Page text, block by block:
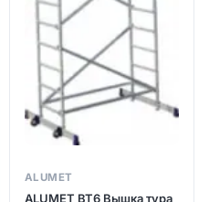
ALUMET
ALUMET ВТ6 Вышка тура